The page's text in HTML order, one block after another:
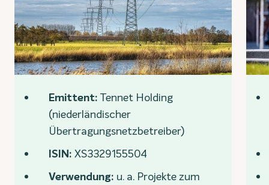
Emittent: Tennet Holding
(niederländischer
Übertragungsnetzbetreiber)
ISIN:XS3329155504
Verwendung: u. a. Projekte zum